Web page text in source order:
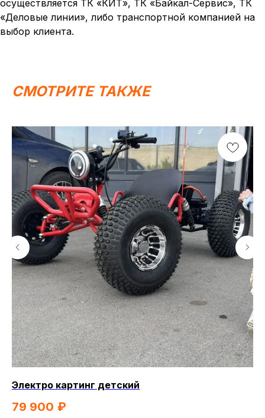
осуществляется ТК «КИТ», ТК «Байкал-Сервис», ТК
«Деловые линии», либо транспортной компанией на
выбор клиента.
СМОТРИТЕ ТАКЖЕ
Электро картинг детский
79 900 ₽
ИП Каканова Анна Константиновна
ИНН 450164920881
ОГРНИП 325450000003279
2026, МотоТехника45 Создание сайта
Вся представленная информация носит
информационный характер и ни при каких условиях не
является публичной офертой, определяемой
положениями Статьи 437 (2) ГК РФ.